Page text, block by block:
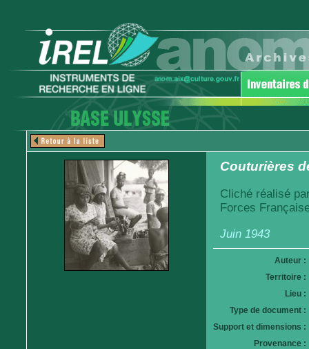
Couturières
Cliché réalisé
Forces
Juin 1943
Auteur :
Territoire :
Lieu :
Type de document :
Support et dimensions :
Provenance :